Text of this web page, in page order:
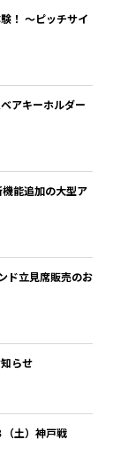
！ ～ピッチサイ
アキーホルダー
機能追加の大型ア
ド立見席販売のお
らせ
土）神戸戦